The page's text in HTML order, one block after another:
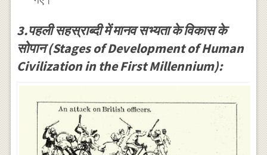
3.पहली सहस्राब्दी में मानव सभ्यता के विकास के
सोपान (Stages of Development of Human
Civilization in the First Millennium):